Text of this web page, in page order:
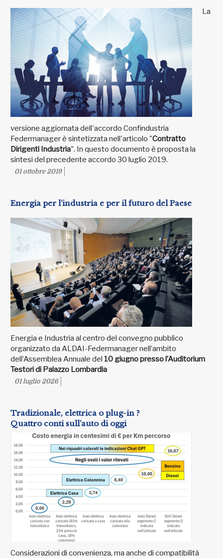
La
versione aggiornata dell'accordo Confindustria
Federmanager è sintetizzata nell'articolo "Contratto
Dirigenti Industria". In questo documento è proposta la
sintesi del precedente accordo 30 luglio 2019.
01 ottobre 2019
Energia per l’industria e per il futuro del Paese
Energia e Industria al centro del convegno pubblico
organizzato da ALDAI-Federmanager nell’ambito
dell’Assemblea Annuale del 10 giugno presso l’Auditorium
Testori di Palazzo Lombardia
01 luglio 2026
Tradizionale, elettrica o plug-in ?
Quattro conti sull’auto di oggi
Considerazioni di convenienza, ma anche di compatibilità